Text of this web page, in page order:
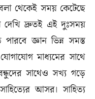
থেকেই সময় কেটেছে
দেখি দ্রুতই এই দুঃসময়
জ্ঞান ভিন্ন সমস্ত
মাধ্যমের সাথে
সাথেও সখ্য গড়ে
আসর। সাহিত্য